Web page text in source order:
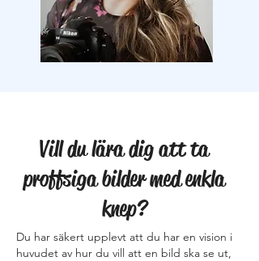
Vill du lära dig att ta
proffsiga bilder med enkla
knep?
Du har säkert upplevt att du har en vision i
huvudet av hur du vill att en bild ska se ut,